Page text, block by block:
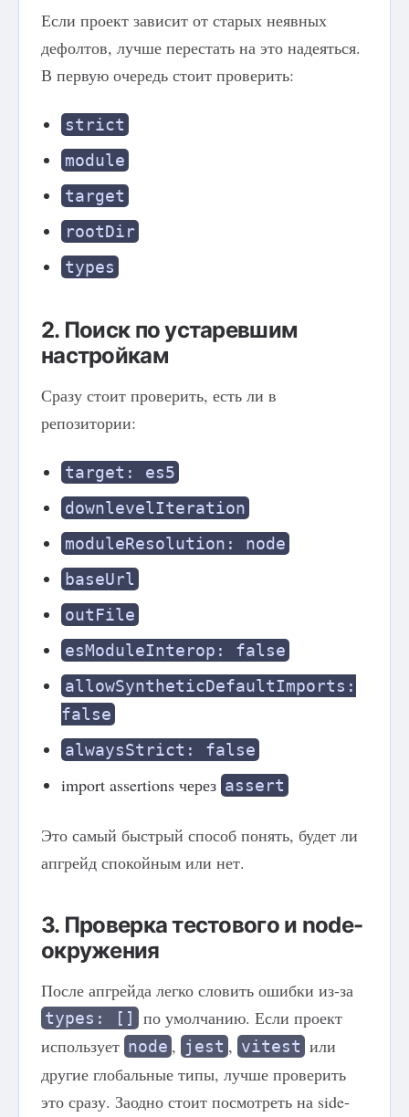
Если проект зависит от старых неявных
дефолтов, лучше перестать на это надеяться.
В первую очередь стоит проверить:
strict
module
target
rootDir
types
2. Поиск по устаревшим
настройкам
Сразу стоит проверить, есть ли в
репозитории:
target: es5
downlevelIteration
moduleResolution: node
baseUrl
outFile
esModuleInterop: false
allowSyntheticDefaultImports:
false
alwaysStrict: false
import assertions через assert
Это самый быстрый способ понять, будет ли
апгрейд спокойным или нет.
3. Проверка тестового и node-
окружения
После апгрейда легко словить ошибки из-за
types: []
по умолчанию. Если проект
использует node , jest , vitest или
другие глобальные типы, лучше проверить
это сразу. Заодно стоит посмотреть на side-